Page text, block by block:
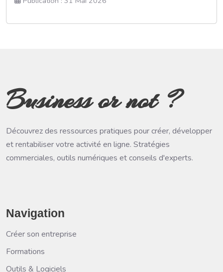
Business or not ?
Découvrez des ressources pratiques pour créer, développer
et rentabiliser votre activité en ligne. Stratégies
commerciales, outils numériques et conseils d'experts.
Navigation
Créer son entreprise
Formations
Outils & Logiciels